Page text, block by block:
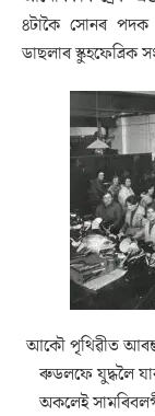
৪টাকৈ সোনৰ পদক
ডাছলাৰ স্কুহফেব্ৰিক
আকৌ পৃথিৱীত আৰম্ভ
ৰুডলফে যুদ্ধলৈ
অকলেই